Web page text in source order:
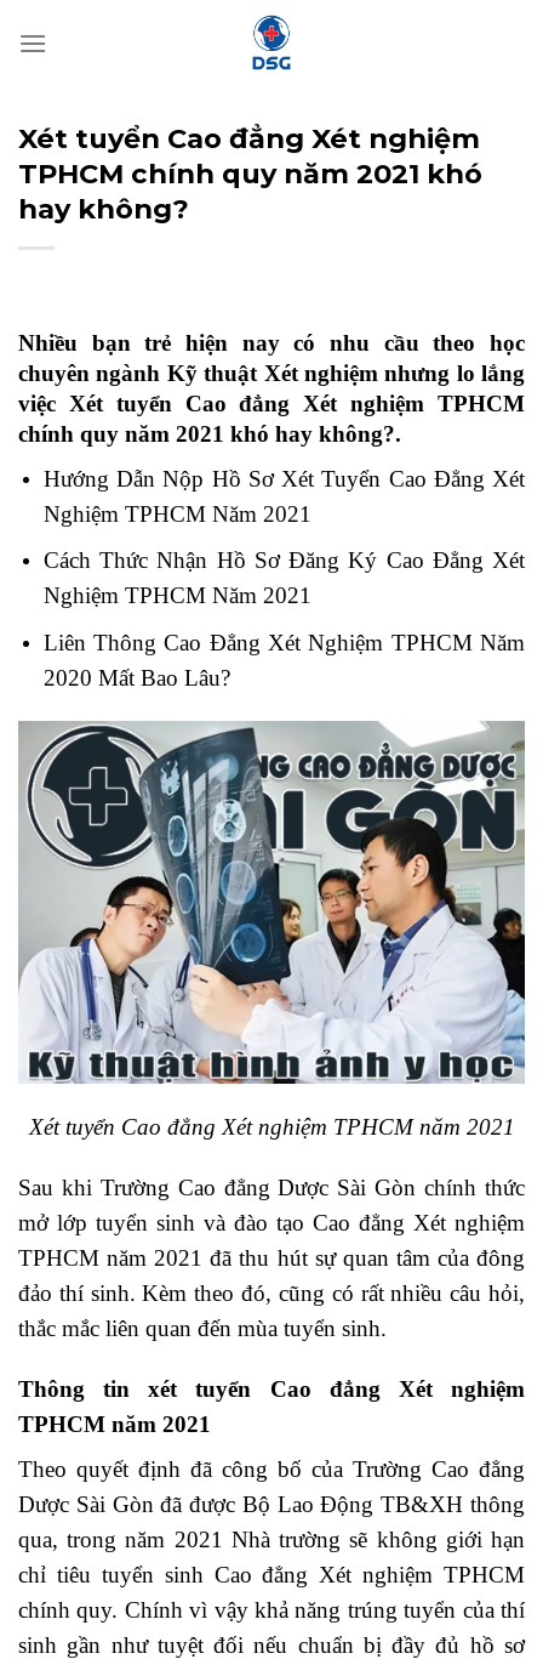
qua
Xét tuyển Cao đẳng Xét nghiệm
TPHCM chính quy năm 2021 khó
hay không?
Nhiều bạn trẻ hiện nay có nhu cầu theo học
chuyên ngành Kỹ thuật Xét nghiệm nhưng lo lắng
việc Xét tuyển Cao đẳng Xét nghiệm TPHCM
chính quy năm 2021 khó hay không?.
Hướng Dẫn Nộp Hồ Sơ Xét Tuyển Cao Đẳng Xét
Nghiệm TPHCM Năm 2021
Cách Thức Nhận Hồ Sơ Đăng Ký Cao Đẳng Xét
Nghiệm TPHCM Năm 2021
Liên Thông Cao Đẳng Xét Nghiệm TPHCM Năm
2020 Mất Bao Lâu?
Xét tuyển Cao đẳng Xét nghiệm TPHCM năm 2021
Sau khi Trường Cao đẳng Dược Sài Gòn chính thức
mở lớp tuyển sinh và đào tạo Cao đẳng Xét nghiệm
TPHCM năm 2021 đã thu hút sự quan tâm của đông
đảo thí sinh. Kèm theo đó, cũng có rất nhiều câu hỏi,
thắc mắc liên quan đến mùa tuyển sinh.
Thông tin xét tuyển Cao đẳng Xét nghiệm
TPHCM năm 2021
Theo quyết định đã công bố của Trường Cao đẳng
Dược Sài Gòn đã được Bộ Lao Động TB&XH thông
qua, trong năm 2021 Nhà trường sẽ không giới hạn
chỉ tiêu tuyển sinh Cao đẳng Xét nghiệm TPHCM
chính quy. Chính vì vậy khả năng trúng tuyển của thí
sinh gần như tuyệt đối nếu chuẩn bị đầy đủ hồ sơ